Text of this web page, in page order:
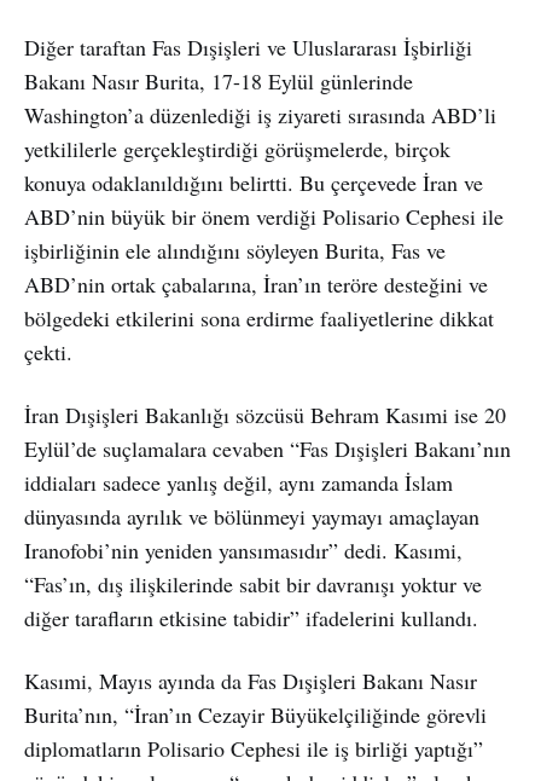
Diğer taraftan Fas Dışişleri ve Uluslararası İşbirliği
Bakanı Nasır Burita, 17-18 Eylül günlerinde
Washington’a düzenlediği iş ziyareti sırasında ABD’li
yetkililerle gerçekleştirdiği görüşmelerde, birçok
konuya odaklanıldığını belirtti. Bu çerçevede İran ve
ABD’nin büyük bir önem verdiği Polisario Cephesi ile
işbirliğinin ele alındığını söyleyen Burita, Fas ve
ABD’nin ortak çabalarına, İran’ın teröre desteğini ve
bölgedeki etkilerini sona erdirme faaliyetlerine dikkat
çekti.
İran Dışişleri Bakanlığı sözcüsü Behram Kasımi ise 20
Eylül’de suçlamalara cevaben “Fas Dışişleri Bakanı’nın
iddiaları sadece yanlış değil, aynı zamanda İslam
dünyasında ayrılık ve bölünmeyi yaymayı amaçlayan
Iranofobi’nin yeniden yansımasıdır” dedi. Kasımi,
“Fas’ın, dış ilişkilerinde sabit bir davranışı yoktur ve
diğer tarafların etkisine tabidir” ifadelerini kullandı.
Kasımi, Mayıs ayında da Fas Dışişleri Bakanı Nasır
Burita’nın, “İran’ın Cezayir Büyükelçiliğinde görevli
diplomatların Polisario Cephesi ile iş birliği yaptığı”